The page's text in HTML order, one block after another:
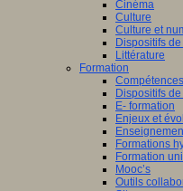
Cinéma
Culture
Culture et
Dispositifs
Littérature
Formation
Dispositifs
E- formation
Enjeux et
Formations
Formation
Mooc’s
Outils